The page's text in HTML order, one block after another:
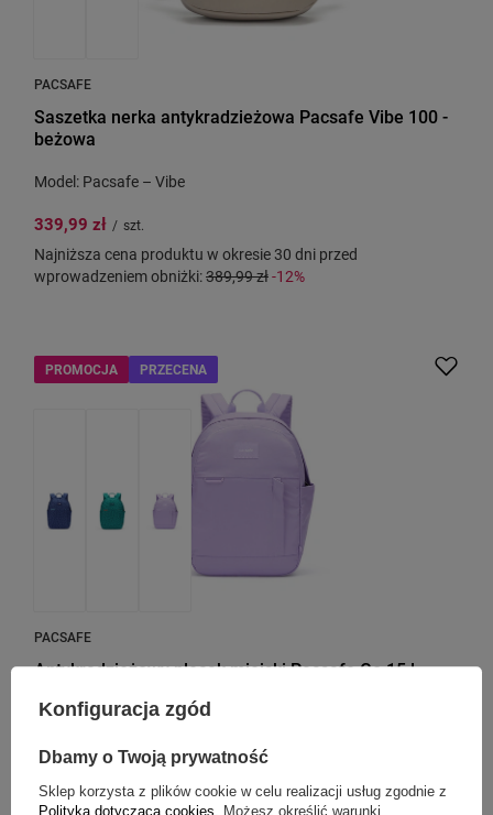
PACSAFE
Saszetka nerka antykradzieżowa Pacsafe Vibe 100 -
beżowa
Model: Pacsafe – Vibe
339,99 zł / szt.
Najniższa cena produktu w okresie 30 dni przed
wprowadzeniem obniżki:389,99 zł-12%
PROMOCJA PRZECENA
PACSAFE
Antykradzieżowy plecak miejski Pacsafe Go 15 l -
Najniższa cena produktu w okresie 30 dni przed
Konfiguracja zgód
Dbamy o Twoją prywatność
Sklep korzysta z plików cookie w celu realizacji usług zgodnie z
Polityką dotyczącą cookies. Możesz określić warunki